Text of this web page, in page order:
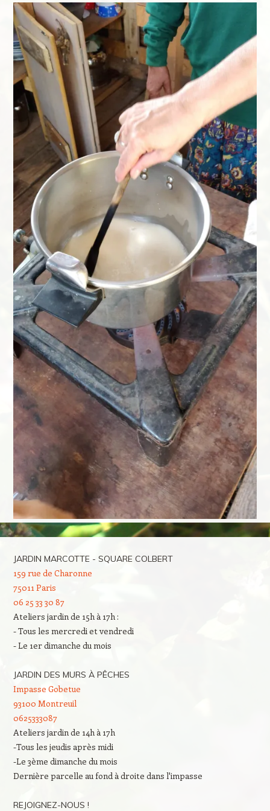
JARDIN MARCOTTE - SQUARE COLBERT
159 rue de Charonne
75011 Paris
06 25 33 30 87
Ateliers jardin de 15h à 17h :
- Tous les mercredi et vendredi
- Le 1er dimanche du mois
JARDIN DES MURS À PÊCHES
Impasse Gobetue
93100 Montreuil
0625333087
Ateliers jardin de 14h à 17h
-Tous les jeudis après midi
-Le 3ème dimanche du mois
Dernière parcelle au fond à droite dans l'impasse
REJOIGNEZ-NOUS !